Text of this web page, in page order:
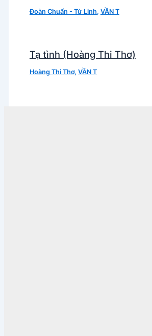
Đoàn Chuẩn - Từ Linh, VẦN T
Tạ tình (Hoàng Thi Thơ)
Hoàng Thi Thơ, VẦN T